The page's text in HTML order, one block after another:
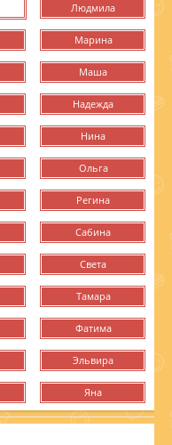
Людмила
Марина
Маша
Надежда
Нина
Ольга
Регина
Сабина
Света
Тамара
Фатима
Эльвира
Яна